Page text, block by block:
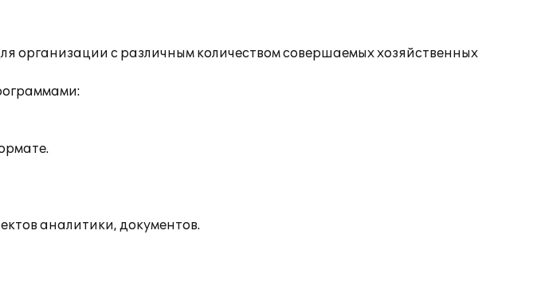
с различным количеством совершаемых хозяйственных
аналитики, документов.